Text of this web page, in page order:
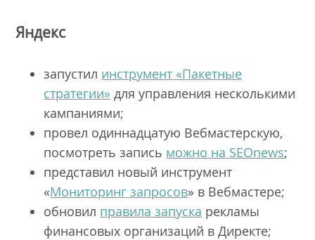
Яндекс
запустил инструмент «Пакетные
стратегии» для управления несколькими
кампаниями;
провел одиннадцатую Вебмастерскую,
посмотреть запись можно на SEOnews;
представил новый инструмент
«Мониторинг запросов» в Вебмастере;
обновил правила запуска рекламы
финансовых организаций в Директе;